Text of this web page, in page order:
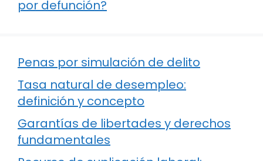
por defunción?
Penas por simulación de delito
Tasa natural de desempleo:
definición y concepto
Garantías de libertades y derechos
fundamentales